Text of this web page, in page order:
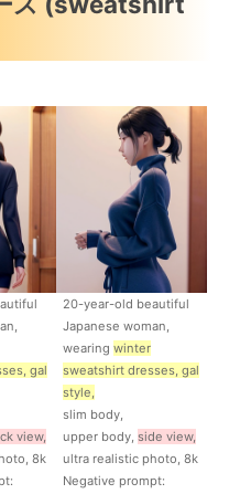
gal
view,
8k
20-year-old beautiful
Japanese woman,
wearing winter
sweatshirt dresses, gal
style,
slim body,
upper body, side view,
ultra realistic photo, 8k
Negative prompt: